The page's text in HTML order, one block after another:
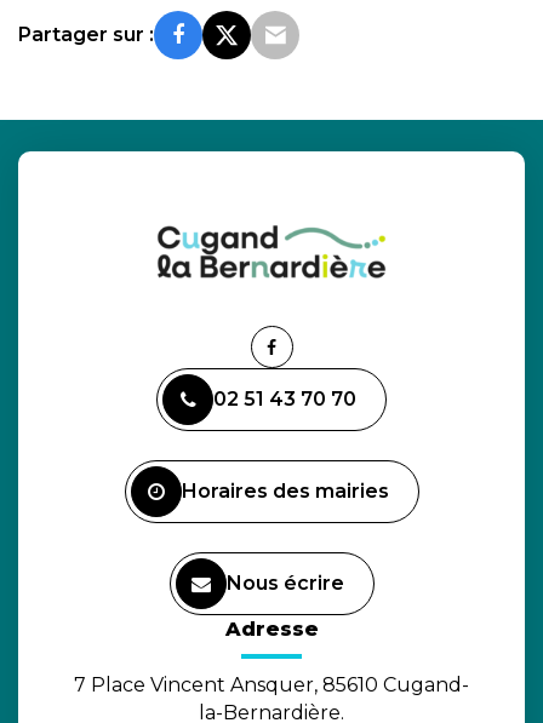
Partager sur :
Lien
le
compte
02 51 43 70 70
Horaires des mairies
Nous écrire
(ouverture dans un nouvel
Adresse
7 Place Vincent Ansquer, 85610 Cugand-
la-Bernardière.